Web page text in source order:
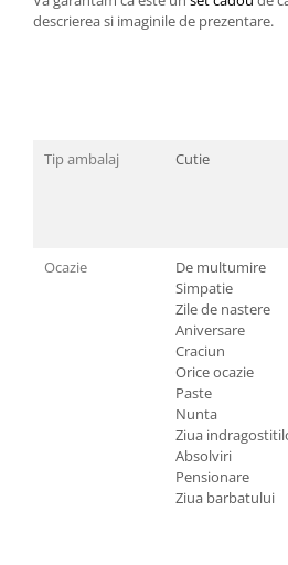
descrierea si imaginile de prezentare.
Tip ambalaj Cutie
Ocazie
De multumire
Simpatie
Zile de nastere
Aniversare
Craciun
Orice ocazie
Paste
Nunta
Ziua
Absolviri
Pensionare
Ziua barbatului